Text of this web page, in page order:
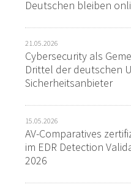
Deutschen bleiben
21.05.2026
Cybersecurity als
Drittel der deutschen
Sicherheitsanbieter
15.05.2026
AV-Comparatives
im EDR Detection
2026